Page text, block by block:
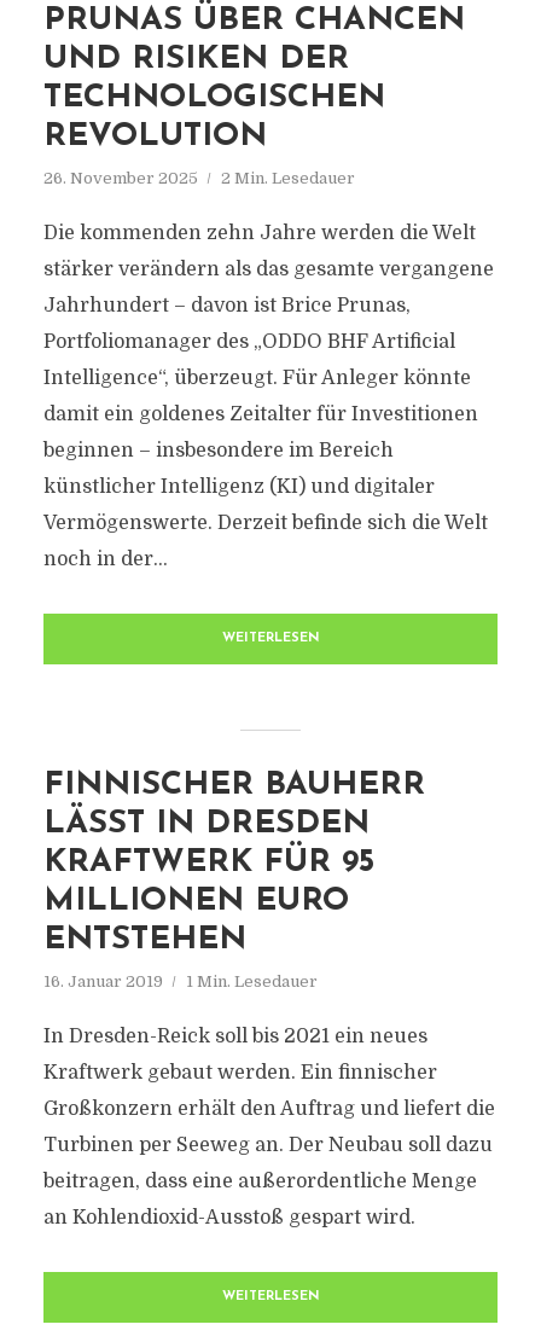
PRUNAS ÜBER CHANCEN
UND RISIKEN DER
TECHNOLOGISCHEN
REVOLUTION
26. November 2025 2 Min. Lesedauer
Die kommenden zehn Jahre werden die Welt
stärker verändern als das gesamte vergangene
Jahrhundert – davon ist Brice Prunas,
Portfoliomanager des „ODDO BHF Artificial
Intelligence“, überzeugt. Für Anleger könnte
damit ein goldenes Zeitalter für Investitionen
beginnen – insbesondere im Bereich
künstlicher Intelligenz (KI) und digitaler
Vermögenswerte. Derzeit befinde sich die Welt
noch in der...
WEITERLESEN
FINNISCHER BAUHERR
LÄSST IN DRESDEN
KRAFTWERK FÜR 95
MILLIONEN EURO
ENTSTEHEN
16. Januar 2019 1 Min. Lesedauer
In Dresden-Reick soll bis 2021 ein neues
Kraftwerk gebaut werden. Ein finnischer
Großkonzern erhält den Auftrag und liefert die
Turbinen per Seeweg an. Der Neubau soll dazu
beitragen, dass eine außerordentliche Menge
an Kohlendioxid-Ausstoß gespart wird.
WEITERLESEN